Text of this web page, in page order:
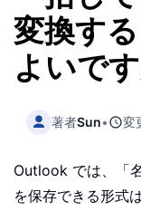
変換す
よいで
著者Sun• 変
Outlook では、「
を保存できる形式